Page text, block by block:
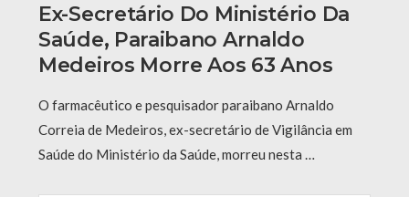
Ex-Secretário Do Ministério Da
Saúde, Paraibano Arnaldo
Medeiros Morre Aos 63 Anos
O farmacêutico e pesquisador paraibano Arnaldo
Correia de Medeiros, ex-secretário de Vigilância em
Saúde do Ministério da Saúde, morreu nesta …